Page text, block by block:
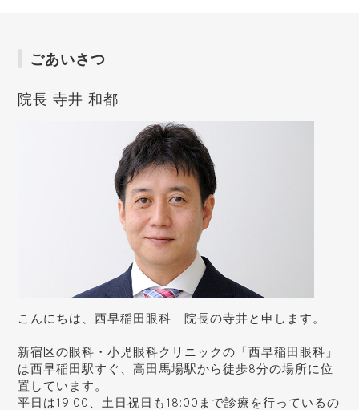
ごあいさつ
院長 寺井 和都
こんにちは、西早稲田眼科 院長の寺井と申します。
新宿区の眼科・小児眼科クリニックの「西早稲田眼科」
は西早稲田駅すぐ、高田馬場駅から徒歩8分の場所に位
置しています。
平日は19:00、土日祝日も18:00まで診療を行っているの